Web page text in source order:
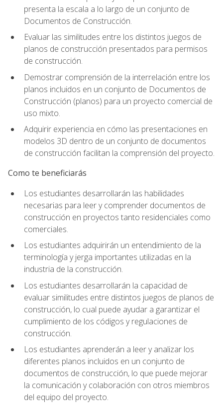
presenta la escala a lo largo de un conjunto de
Documentos de Construcción.
Evaluar las similitudes entre los distintos juegos de
planos de construcción presentados para permisos
de construcción.
Demostrar comprensión de la interrelación entre los
planos incluidos en un conjunto de Documentos de
Construcción (planos) para un proyecto comercial de
uso mixto.
Adquirir experiencia en cómo las presentaciones en
modelos 3D dentro de un conjunto de documentos
de construcción facilitan la comprensión del proyecto.
Como te beneficiarás
Los estudiantes desarrollarán las habilidades
necesarias para leer y comprender documentos de
construcción en proyectos tanto residenciales como
comerciales.
Los estudiantes adquirirán un entendimiento de la
terminología y jerga importantes utilizadas en la
industria de la construcción.
Los estudiantes desarrollarán la capacidad de
evaluar similitudes entre distintos juegos de planos de
construcción, lo cual puede ayudar a garantizar el
cumplimiento de los códigos y regulaciones de
construcción.
Los estudiantes aprenderán a leer y analizar los
diferentes planos incluidos en un conjunto de
documentos de construcción, lo que puede mejorar
la comunicación y colaboración con otros miembros
del equipo del proyecto.